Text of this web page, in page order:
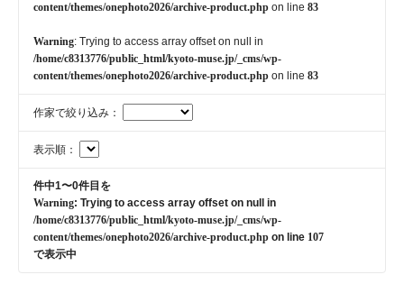
content/themes/onephoto2026/archive-product.php on line 83
Warning: Trying to access array offset on null in
/home/c8313776/public_html/kyoto-muse.jp/_cms/wp-
content/themes/onephoto2026/archive-product.php on line 83
作家で絞り込み：
表示順：
件中1〜0件目を
Warning: Trying to access array offset on null in
/home/c8313776/public_html/kyoto-muse.jp/_cms/wp-
content/themes/onephoto2026/archive-product.php on line 107
で表示中